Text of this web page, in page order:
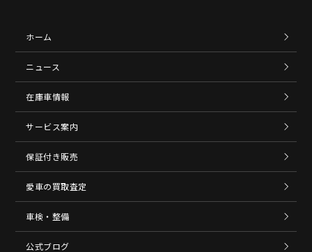
ホーム
ニュース
在庫車情報
サービス案内
保証付き販売
愛車の買取査定
車検・整備
公式ブログ